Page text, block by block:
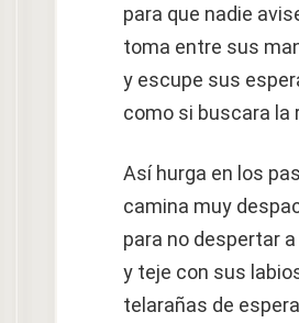
para que nadie
toma entre sus
y escupe sus
como si buscara la
Así hurga en los
camina muy
para no despertar
y teje con sus
telarañas de